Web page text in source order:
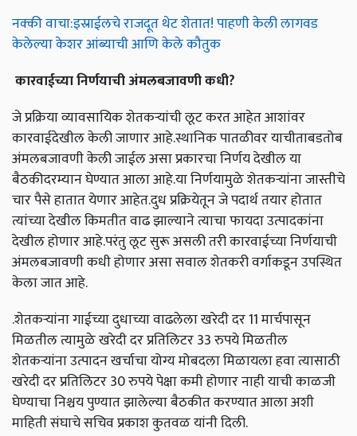
नक्की वाचा:इस्राईलचे राजदूत थेट शेतात! पाहणी केली लागवड
केलेल्या केशर आंब्याची आणि केले कौतुक
कारवाईच्यानिर्णयाचीअंमलबजावणीकधी?
जे प्रक्रिया व्यावसायिक शेतकऱ्यांची लूट करत आहेत आशांवर
कारवाईदेखील केली जाणार आहे.स्थानिक पातळीवर याचीताबडतोब
अंमलबजावणी केली जाईल असा प्रकारचा निर्णय देखील या
बैठकीदरम्यान घेण्यात आला आहे.या निर्णयामुळे शेतकऱ्यांना जास्तीचे
चार पैसे हातात येणार आहेत.दुध प्रक्रियेतून जे पदार्थ तयार होतात
त्यांच्या देखील किमतीत वाढ झाल्याने त्याचा फायदा उत्पादकांना
देखील होणार आहे.परंतु लूट सुरू असली तरी कारवाईच्या निर्णयाची
अंमलबजावणी कधी होणार असा सवाल शेतकरी वर्गाकडून उपस्थित
केला जात आहे.
.शेतकऱ्यांना गाईच्या दुधाच्या वाढलेला खरेदी दर 11 मार्चपासून
मिळतील त्यामुळे खरेदी दर प्रतिलिटर 33 रुपये मिळतील
शेतकऱ्यांना उत्पादन खर्चाचा योग्य मोबदला मिळायला हवा त्यासाठी
खरेदी दर प्रतिलिटर 30 रुपये पेक्षा कमी होणार नाही याची काळजी
घेण्याचा निश्चय पुण्यात झालेल्या बैठकीत करण्यात आला अशी
माहिती संघाचे सचिव प्रकाश कुतवळ यांनी दिली.